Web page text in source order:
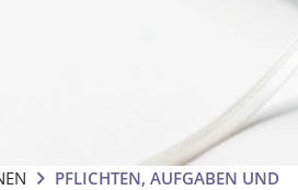
PFLICHTEN, AUFGABEN UND